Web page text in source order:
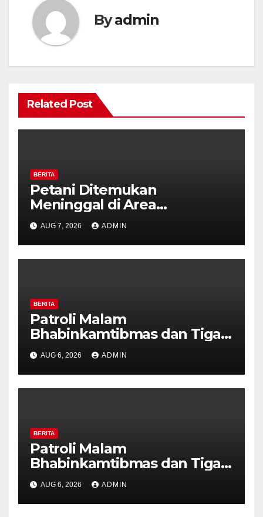
Byadmin
Related Post
BERITA
Petani Ditemukan
Meninggal di Area
Persawahan Kalibeji, Polisi
Pastikan Tidak Ada Tanda
Kekerasan
AUG 7, 2026 ADMIN
BERITA
Patroli Malam
Bhabinkamtibmas dan Tiga
Pilar Kelurahan Ungaran
Perkuat Kamtibmas, Warga
Diajak Aktifkan Ronda
AUG 6, 2026 ADMIN
BERITA
Patroli Malam
Bhabinkamtibmas dan Tiga
Pilar Kelurahan Ungaran
Perkuat Kamtibmas, Warga
Diajak Aktifkan Ronda
AUG 6, 2026 ADMIN